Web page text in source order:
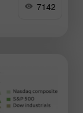
tanish:
7142